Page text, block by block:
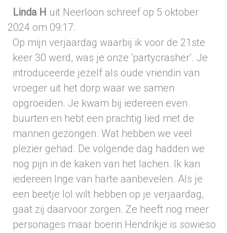
Linda H uit Neerloon schreef op 5 oktober
2024 om 09:17:
Op mijn verjaardag waarbij ik voor de 21ste
keer 30 werd, was je onze ‘partycrasher’. Je
introduceerde jezelf als oude vriendin van
vroeger uit het dorp waar we samen
opgroeiden. Je kwam bij iedereen even
buurten en hebt een prachtig lied met de
mannen gezongen. Wat hebben we veel
plezier gehad. De volgende dag hadden we
nog pijn in de kaken van het lachen. Ik kan
iedereen Inge van harte aanbevelen. Als je
een beetje lol wilt hebben op je verjaardag,
gaat zij daarvoor zorgen. Ze heeft nog meer
personages maar boerin Hendrikje is sowieso